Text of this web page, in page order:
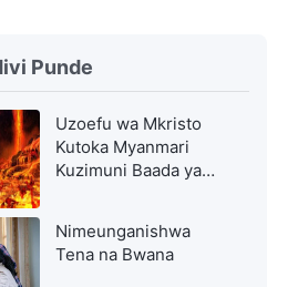
Punde
Uzoefu wa Mkristo
Kutoka Myanmari
Kuzimuni Baada ya
Nimeunganishwa
Tena na Bwana